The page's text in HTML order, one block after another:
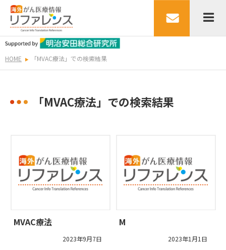
HOME 「MVAC療法」での検索結果
「MVAC療法」での検索結果
MVAC療法
2023年9月7日
M
2023年1月1日